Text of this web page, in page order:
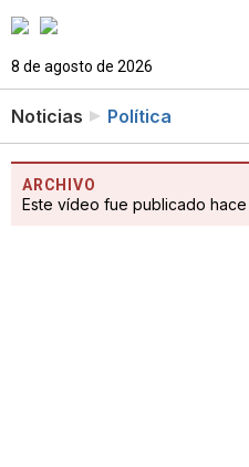
8 de agosto de 2026
Noticias Política
ARCHIVO
Este vídeo fue publicado hace